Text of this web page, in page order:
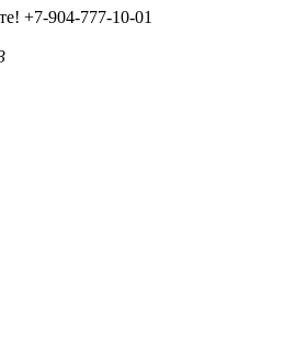
+7-904-777-10-01